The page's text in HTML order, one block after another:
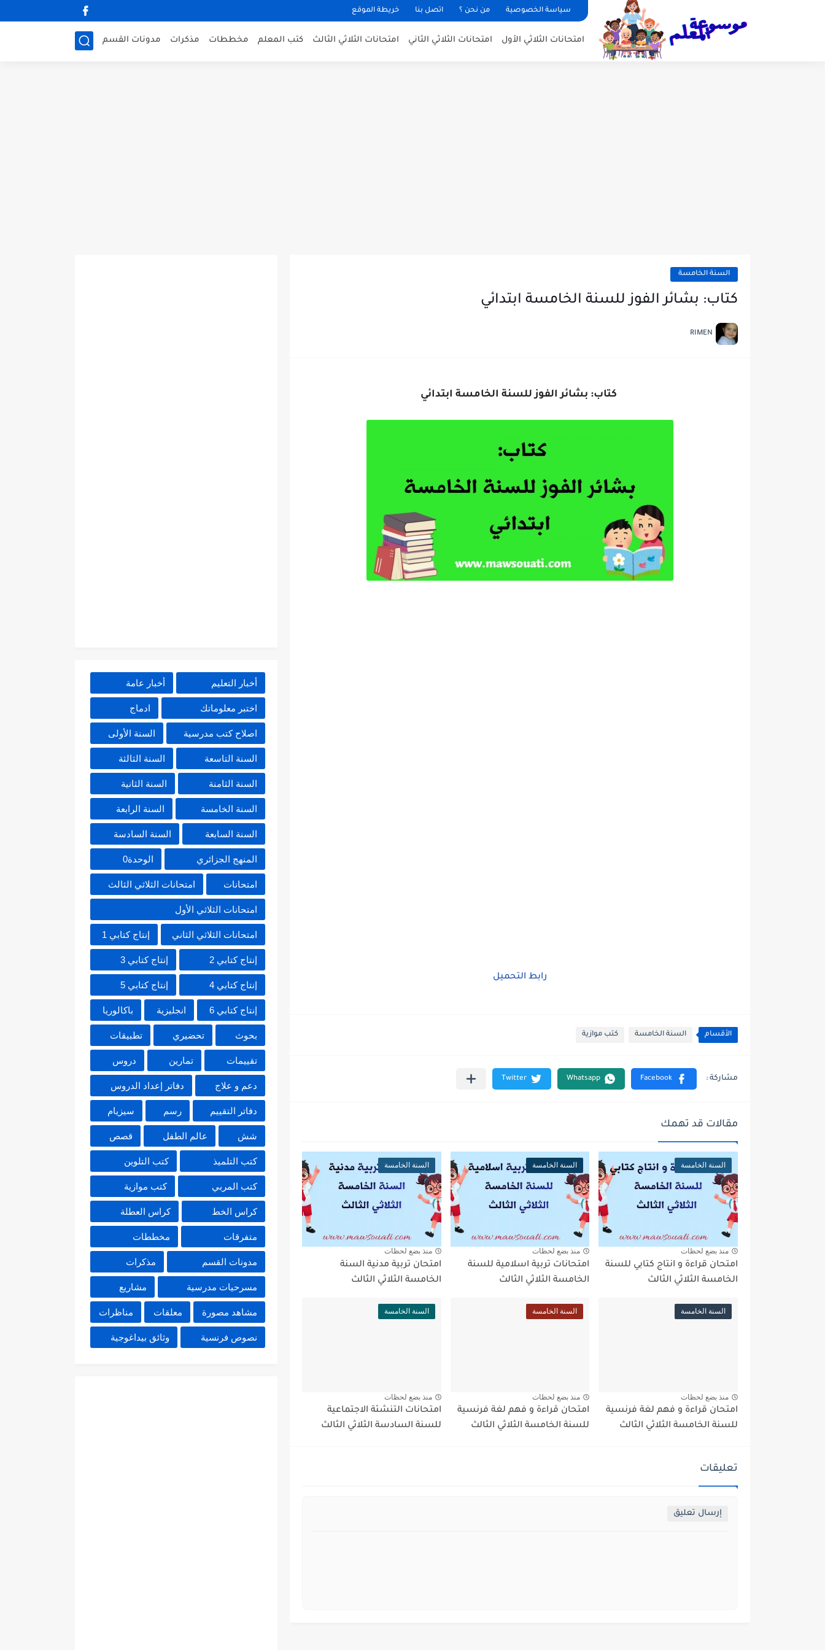
سياسة الخصوصية من نحن ؟ اتصل بنا خريطة الموقع
امتحانات الثلاثي الأول امتحانات الثلاثي الثاني امتحانات الثلاثي الثالث كتب المعلم مخططات مذكرات مدونات القسم
السنة الخامسة
كتاب: بشائر الفوز للسنة الخامسة ابتدائي
RIMEN
كتاب: بشائر الفوز للسنة الخامسة ابتدائي
رابط التحميل
الأقسام السنة الخامسة كتب موازية
مقالات قد تهمك
السنة الخامسة
منذ بضع لحظات
امتحان قراءة و انتاج كتابي للسنة
الخامسة الثلاثي الثالث
السنة الخامسة
منذ بضع لحظات
امتحانات تربية اسلامية للسنة
الخامسة الثلاثي الثالث
السنة الخامسة
منذ بضع لحظات
امتحان تربية مدنية السنة
الخامسة الثلاثي الثالث
السنة الخامسة
منذ بضع لحظات
امتحان قراءة و فهم لغة فرنسية
للسنة الخامسة الثلاثي الثالث
السنة الخامسة
منذ بضع لحظات
امتحان قراءة و فهم لغة فرنسية
للسنة الخامسة الثلاثي الثالث
السنة الخامسة
منذ بضع لحظات
امتحانات التنشئة الاجتماعية
للسنة السادسة الثلاثي الثالث
تعليقات
إرسال تعليق
أخبار التعليم أخبار عامة
اختبر معلوماتك ادماج
اصلاح كتب مدرسية السنة الأولى
السنة التاسعة السنة الثالثة
السنة الثامنة السنة الثانية
السنة الخامسة السنة الرابعة
السنة السابعة السنة السادسة
المنهج الجزائري الوحدة0
امتحانات امتحانات الثلاثي الثالث
امتحانات الثلاثي الأول
امتحانات الثلاثي الثاني إنتاج كتابي 1
إنتاج كتابي 2 إنتاج كتابي 3
إنتاج كتابي 4 إنتاج كتابي 5
إنتاج كتابي 6 انجليزية باكالوريا
بحوث تحضيري تطبيقات
تقييمات تمارين دروس
دعم و علاج دفاتر إعداد الدروس
دفاتر التقييم رسم سيزيام
شش عالم الطفل قصص
كتب التلميذ كتب التلوين
كتب المربي كتب موازية
كراس الخط كراس العطلة
متفرقات مخططات
مدونات القسم مذكرات
مسرحيات مدرسية مشاريع
مشاهد مصورة معلقات مناظرات
نصوص فرنسية وثائق بيداغوجية